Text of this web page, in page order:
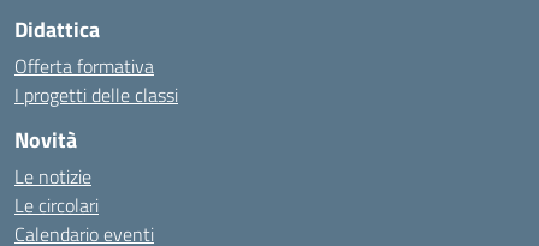
Didattica
Offerta formativa
I progetti delle classi
Novità
Le notizie
Le circolari
Calendario eventi